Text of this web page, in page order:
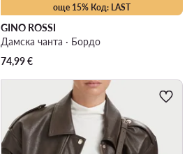
още 15% Код: LAST
GINO ROSSI
Дамска чанта · Бордо
74,99€